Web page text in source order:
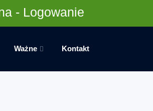
- Logowanie
Ważne Kontakt